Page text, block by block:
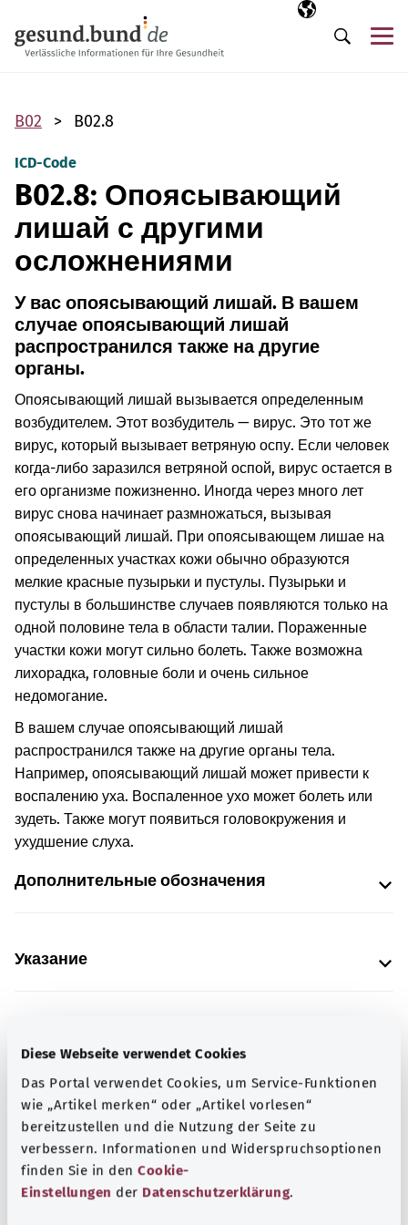
Diese Webseite verwendet Cookies
Das Portal verwendet Cookies, um Service-Funktionen
wie „Artikel merken“ oder „Artikel vorlesen“
bereitzustellen und die Nutzung der Seite zu
verbessern. Informationen und Widerspruchsoptionen
finden Sie in den Cookie-
Einstellungen der Datenschutzerklärung.
Выбранный
RU
Поиск
B02 B02.8
ICD-Code
B02.8: Опоясывающий
лишай с другими
осложнениями
У вас опоясывающий лишай. В вашем
случае опоясывающий лишай
распространился также на другие
органы.
Опоясывающий лишай вызывается определенным
возбудителем. Этот возбудитель — вирус. Это тот же
вирус, который вызывает ветряную оспу. Если человек
когда-либо заразился ветряной оспой, вирус остается в
его организме пожизненно. Иногда через много лет
вирус снова начинает размножаться, вызывая
опоясывающий лишай. При опоясывающем лишае на
определенных участках кожи обычно образуются
мелкие красные пузырьки и пустулы. Пузырьки и
пустулы в большинстве случаев появляются только на
одной половине тела в области талии. Пораженные
участки кожи могут сильно болеть. Также возможна
лихорадка, головные боли и очень сильное
недомогание.
В вашем случае опоясывающий лишай
распространился также на другие органы тела.
Например, опоясывающий лишай может привести к
воспалению уха. Воспаленное ухо может болеть или
зудеть. Также могут появиться головокружения и
ухудшение слуха.
Дополнительные обозначения
Указание
hab’ ich? GmbH по поручению Bundesministerium für
Gesundheit (BMG, Федеральное министерство
здравоохранения).